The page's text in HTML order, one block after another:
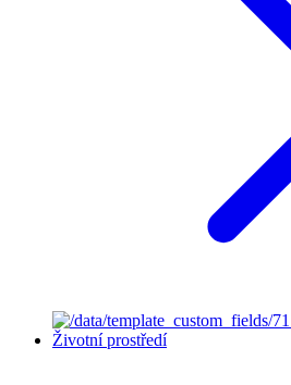
Životní prostředí